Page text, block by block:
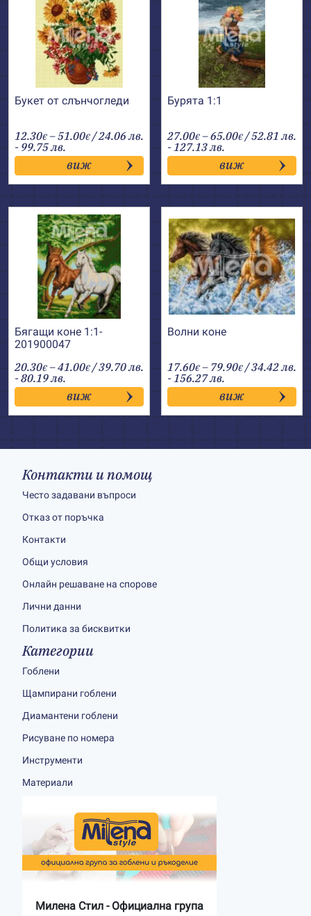
Букет от слънчогледи
12.30€ –51.00€Price
range:
12.30€
through
51.00€
/ 24.06 лв.
- 99.75 лв.
виж
Бурята 1:1
27.00€ –65.00€Price
range:
27.00€
through
65.00€
/ 52.81 лв.
- 127.13 лв.
виж
Бягащи коне 1:1-
201900047
20.30€ –41.00€Price
range:
20.30€
through
41.00€
/ 39.70 лв.
- 80.19 лв.
виж
Волни коне
17.60€ – 79.90€Price
range:
17.60€
through
79.90€
/ 34.42 лв.
- 156.27 лв.
виж
Контакти и помощ
Често задавани въпроси
Отказ от поръчка
Контакти
Общи условия
Онлайн решаване на спорове
Лични данни
Политика за бисквитки
Категории
Гоблени
Щампирани гоблени
Диамантени гоблени
Рисуване по номера
Инструменти
Материали
Милена Стил - Официална група